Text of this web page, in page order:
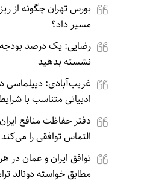
بورس تهران چگونه از
مسیر داد؟
رضایی: یک درصد بودجه
نشسته بدهید
غریب‌آبادی: دیپلماسی
ادبیاتی متناسب با
دفتر حفاظت منافع
التماس توافقی را
توافق ایران و عمان در
مطابق خواسته دونالد